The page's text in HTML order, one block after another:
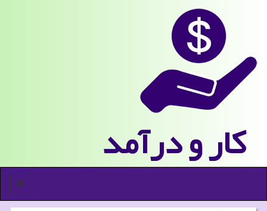
كار و درآمد
منو